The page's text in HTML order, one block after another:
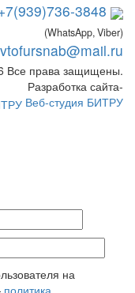
3848
(WhatsApp, Viber)
Все права защищены.
Разработка сайта-
Веб-студия БИТРУ
на
политика